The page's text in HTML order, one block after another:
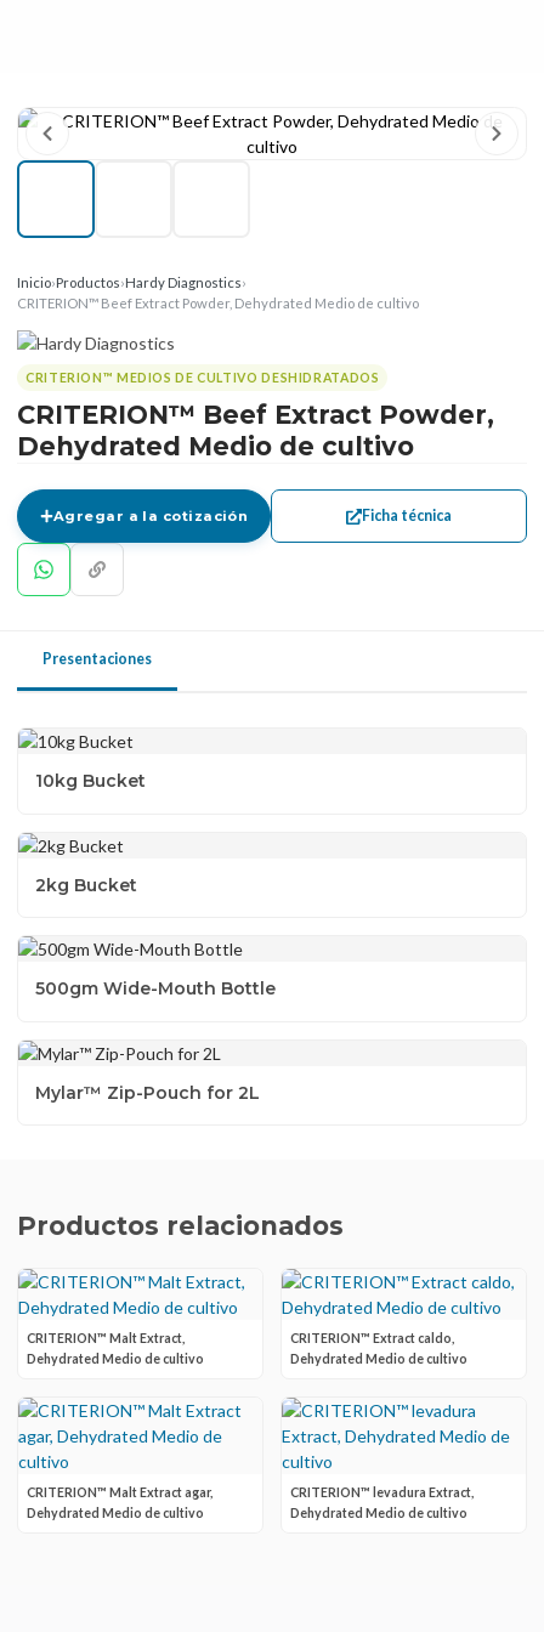
Inicio›Productos›Hardy Diagnostics›
CRITERION™ Beef Extract Powder, Dehydrated Medio de cultivo
CRITERION™ MEDIOS DE CULTIVO DESHIDRATADOS
CRITERION™ Beef Extract Powder,
Dehydrated Medio de cultivo
Agregar a la cotización Ficha técnica
Presentaciones
10kg Bucket
2kg Bucket
500gm Wide-Mouth Bottle
Mylar™ Zip-Pouch for 2L
Productos relacionados
CRITERION™ Malt Extract,
Dehydrated Medio de cultivo
CRITERION™ Extract caldo,
Dehydrated Medio de cultivo
CRITERION™ Malt Extract agar,
Dehydrated Medio de cultivo
CRITERION™ levadura Extract,
Dehydrated Medio de cultivo